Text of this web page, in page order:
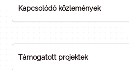
Kapcsolódó közlemények
Támogatott projektek